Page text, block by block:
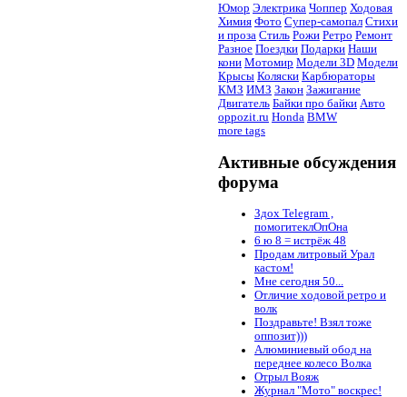
Юмор Электрика Чоппер Ходовая
Химия Фото Супер-самопал Стихи
и проза Стиль Рожи Ретро Ремонт
Разное Поездки Подарки Наши
кони Мотомир Модели 3D Модели
Крысы Коляски Карбюраторы
КМЗ ИМЗ Закон Зажигание
Двигатель Байки про байки Авто
oppozit.ru Honda BMW
more tags
Активные обсуждения
форума
Здох Telegram ,
помогитеклОпОна
6 ю 8 = истрёж 48
Продам литровый Урал
кастом!
Мне сегодня 50...
Отличие ходовой ретро и
волк
Поздравьте! Взял тоже
оппозит)))
Алюминиевый обод на
переднее колесо Волка
Отрыл Вояж
Журнал "Мото" воскрес!